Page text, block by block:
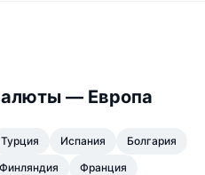
— Европа
Турция Испания
Болгария
Финляндия
Франция